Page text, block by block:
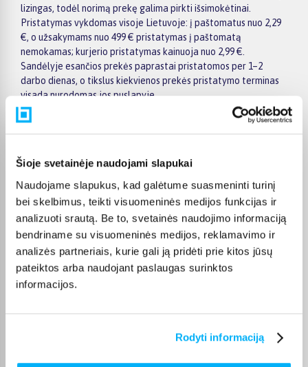
Šioje svetainėje naudojami slapukai
Naudojame slapukus, kad galėtume suasmeninti turinį
bei skelbimus, teikti visuomeninės medijos funkcijas ir
analizuoti srautą. Be to, svetainės naudojimo informaciją
bendriname su visuomeninės medijos, reklamavimo ir
analizės partneriais, kurie gali ją pridėti prie kitos jūsų
pateiktos arba naudojant paslaugas surinktos
informacijos.
Rodyti informaciją
lizingas, todėl norimą prekę galima pirkti išsimokėtinai.
Pristatymas vykdomas visoje Lietuvoje: į paštomatus nuo 2,29
€, o užsakymams nuo 499 € pristatymas į paštomatą
nemokamas; kurjerio pristatymas kainuoja nuo 2,99 €.
Sandėlyje esančios prekės paprastai pristatomos per 1–2
darbo dienas, o tikslus kiekvienos prekės pristatymo terminas
visada nurodomas jos puslapyje.
Pasirinktą prekę iš Electrolux skalbyklių ir džiovyklių akcija
kategorijos pristatysime per nurodytą terminą. Jei patogiau
galėsite atsiimti BIGBOX.LT biure Veiverių g. 171, Kaune.
Pirkėjų atsiliepimai apie prekes
Antanas V.
Ramunė M.